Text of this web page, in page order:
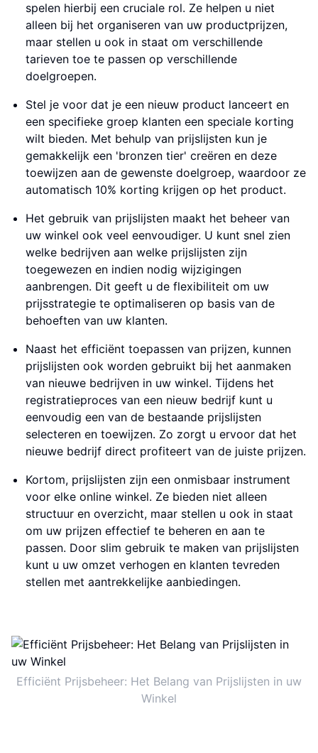
spelen hierbij een cruciale rol. Ze helpen u niet
alleen bij het organiseren van uw productprijzen,
maar stellen u ook in staat om verschillende
tarieven toe te passen op verschillende
doelgroepen.
Stel je voor dat je een nieuw product lanceert en
een specifieke groep klanten een speciale korting
wilt bieden. Met behulp van prijslijsten kun je
gemakkelijk een 'bronzen tier' creëren en deze
toewijzen aan de gewenste doelgroep, waardoor ze
automatisch 10% korting krijgen op het product.
Het gebruik van prijslijsten maakt het beheer van
uw winkel ook veel eenvoudiger. U kunt snel zien
welke bedrijven aan welke prijslijsten zijn
toegewezen en indien nodig wijzigingen
aanbrengen. Dit geeft u de flexibiliteit om uw
prijsstrategie te optimaliseren op basis van de
behoeften van uw klanten.
Naast het efficiënt toepassen van prijzen, kunnen
prijslijsten ook worden gebruikt bij het aanmaken
van nieuwe bedrijven in uw winkel. Tijdens het
registratieproces van een nieuw bedrijf kunt u
eenvoudig een van de bestaande prijslijsten
selecteren en toewijzen. Zo zorgt u ervoor dat het
nieuwe bedrijf direct profiteert van de juiste prijzen.
Kortom, prijslijsten zijn een onmisbaar instrument
voor elke online winkel. Ze bieden niet alleen
structuur en overzicht, maar stellen u ook in staat
om uw prijzen effectief te beheren en aan te
passen. Door slim gebruik te maken van prijslijsten
kunt u uw omzet verhogen en klanten tevreden
stellen met aantrekkelijke aanbiedingen.
Efficiënt Prijsbeheer: Het Belang van Prijslijsten in uw
Winkel